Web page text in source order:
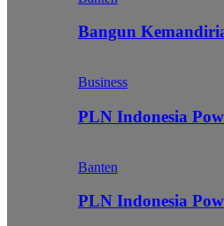
Bangun
Business
PLN Indonesia
Banten
PLN Indonesia